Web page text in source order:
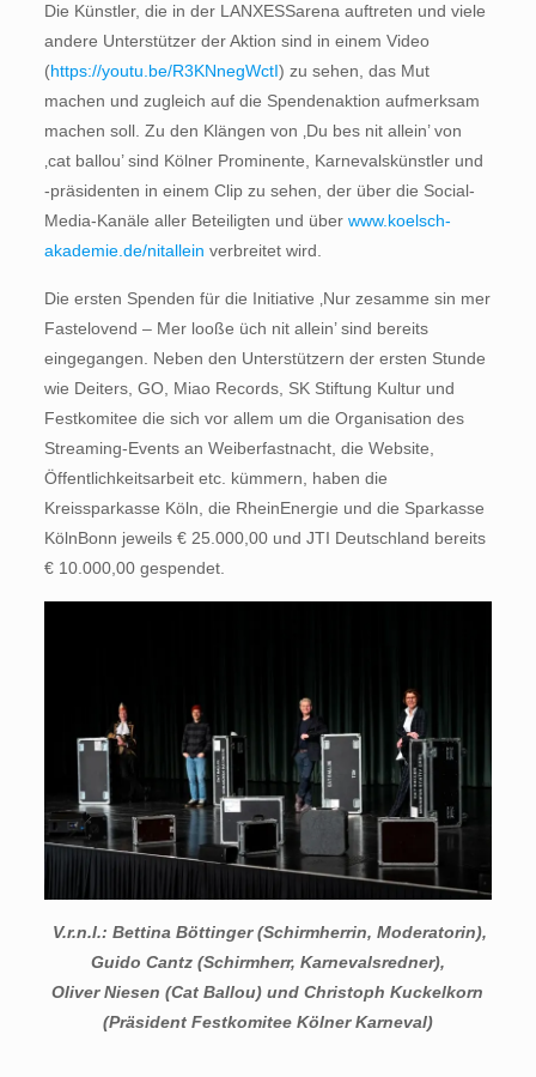
Die Künstler, die in der LANXESSarena auftreten und viele
andere Unterstützer der Aktion sind in einem Video
(https://youtu.be/R3KNnegWctI) zu sehen, das Mut
machen und zugleich auf die Spendenaktion aufmerksam
machen soll. Zu den Klängen von ‚Du bes nit allein’ von
‚cat ballou’ sind Kölner Prominente, Karnevalskünstler und
-präsidenten in einem Clip zu sehen, der über die Social-
Media-Kanäle aller Beteiligten und über www.koelsch-
akademie.de/nitallein verbreitet wird.
Die ersten Spenden für die Initiative ‚Nur zesamme sin mer
Fastelovend – Mer looße üch nit allein’ sind bereits
eingegangen. Neben den Unterstützern der ersten Stunde
wie Deiters, GO, Miao Records, SK Stiftung Kultur und
Festkomitee die sich vor allem um die Organisation des
Streaming-Events an Weiberfastnacht, die Website,
Öffentlichkeitsarbeit etc. kümmern, haben die
Kreissparkasse Köln, die RheinEnergie und die Sparkasse
KölnBonn jeweils € 25.000,00 und JTI Deutschland bereits
€ 10.000,00 gespendet.
V.r.n.l.: Bettina Böttinger (Schirmherrin, Moderatorin),
Guido Cantz (Schirmherr, Karnevalsredner),
Oliver Niesen (Cat Ballou) und Christoph Kuckelkorn
(Präsident Festkomitee Kölner Karneval)